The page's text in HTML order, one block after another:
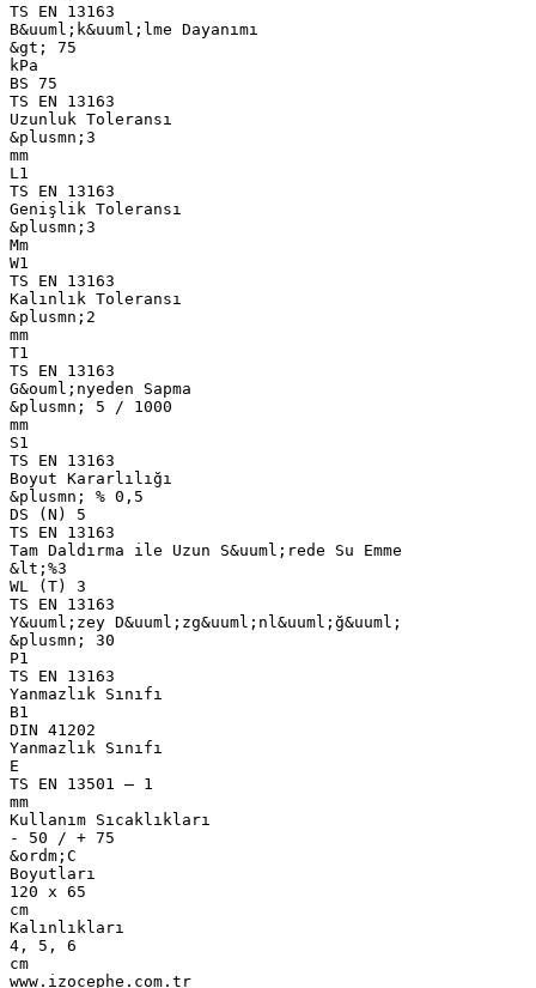
TS EN 13163
B&uuml;k&uuml;lme Dayanımı
&gt; 75
kPa
BS 75
TS EN 13163
Uzunluk Toleransı
&plusmn;3
mm
L1
TS EN 13163
Genişlik Toleransı
&plusmn;3
Mm
W1
TS EN 13163
Kalınlık Toleransı
&plusmn;2
mm
T1
TS EN 13163
G&ouml;nyeden Sapma
&plusmn; 5 / 1000
mm
S1
TS EN 13163
Boyut Kararlılığı
&plusmn; % 0,5
DS (N) 5
TS EN 13163
Tam Daldırma ile Uzun S&uuml;rede Su Emme
&lt;%3
WL (T) 3
TS EN 13163
Y&uuml;zey D&uuml;zg&uuml;nl&uuml;ğ&uuml;
&plusmn; 30
P1
TS EN 13163
Yanmazlık Sınıfı
B1
DIN 41202
Yanmazlık Sınıfı
E
TS EN 13501 – 1
mm
Kullanım Sıcaklıkları
- 50 / + 75
&ordm;C
Boyutları
120 x 65
cm
Kalınlıkları
4, 5, 6
cm
www.izocephe.com.tr